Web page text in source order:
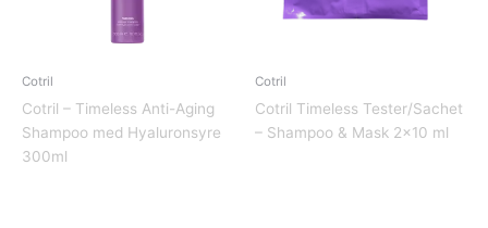
Cotril
Cotril – Timeless Anti-Aging
Shampoo med Hyaluronsyre
300ml
Cotril
Cotril Timeless Tester/Sachet
– Shampoo & Mask 2×10 ml